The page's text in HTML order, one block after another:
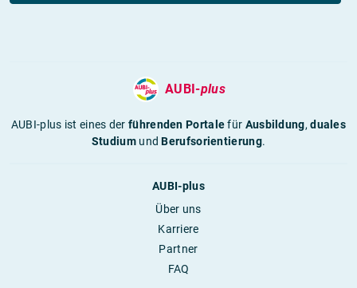
AUBI-plus
AUBI-plus ist eines derführenden Portalefür Ausbildung,duales
StudiumundBerufsorientierung.
AUBI-plus
Über uns
Karriere
Partner
FAQ